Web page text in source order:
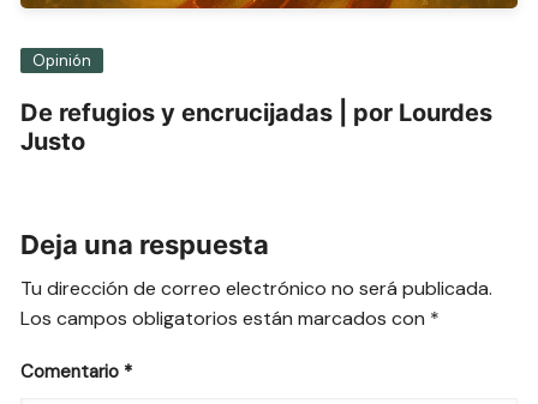
Opinión
De refugios y encrucijadas | por Lourdes
Justo
Deja una respuesta
Tu dirección de correo electrónico no será publicada.
Los campos obligatorios están marcados con *
Comentario *